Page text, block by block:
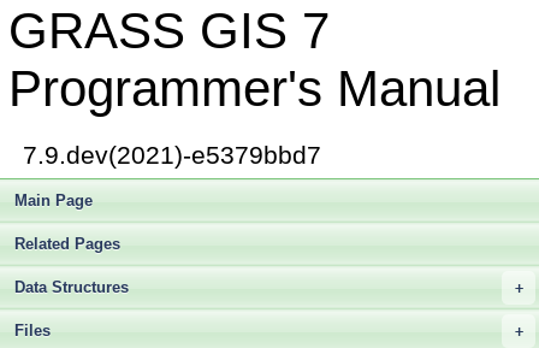
GRASS GIS 7
Programmer's Manual
7.9.dev(2021)-e5379bbd7
Main Page
Related Pages
+
Data Structures
+
Files
► gis/open.c
► raster/open.c
► segment/open.c
vector/Vlib/open.c
open2.c
open_insert.c
► open_misc.c
► open_nat.c
► open_ogr.c
► open_pg.c
► open_select.c